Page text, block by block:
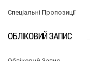
Спеціальні Пропозиції
ОБЛІКОВИЙ ЗАПИС